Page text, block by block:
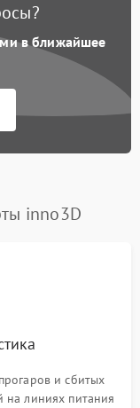
в ближайшее
inno3D
и сбитых
на линиях питания